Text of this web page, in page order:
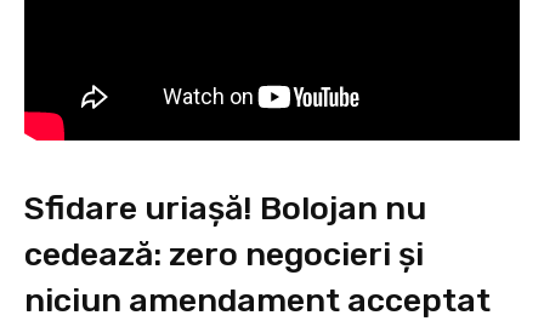
Sfidare uriașă! Bolojan nu
cedează: zero negocieri și
niciun amendament acceptat